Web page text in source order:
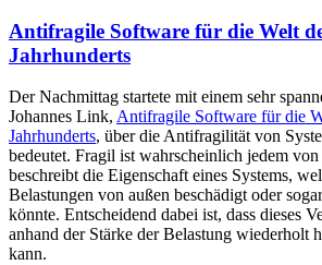
Antifragile Software für die Welt
Jahrhunderts
Der Nachmittag startete mit einem sehr
Johannes Link, Antifragile Software für die
Jahrhunderts, über die Antifragilität von
bedeutet. Fragil ist wahrscheinlich jedem
beschreibt die Eigenschaft eines Systems,
Belastungen von außen beschädigt oder
könnte. Entscheidend dabei ist, dass dieses
anhand der Stärke der Belastung wiederholt
kann.